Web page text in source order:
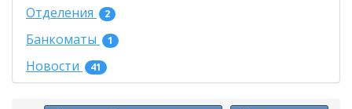
Отделения
2
Банкоматы 1
Новости 41